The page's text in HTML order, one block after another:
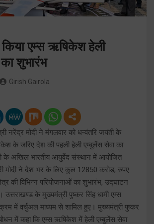
किया एम्स ऋषिकेश हेली
शुभारंभ
Girish Gairola
नरेंद्र मोदी ने मंगलवार को धन्वंतरि जयंती के
के जरिए देश की पहली हेली एम्बुलेंस सेवा का
के अखिल भारतीय आयुर्वेद संस्थान में आयोजित
मोदी ने देश भर के लिए कुल 12850 करोड़, रुपए
की विभिन्न परियोजनाओं का शुभारंभ, उद्घाटन
उत्तराखण्ड के मुख्यमंत्री पुष्कर सिंह धामी एम्स
में वर्चुअल माध्यम से शामिल हुए। मुख्यमंत्री पुष्कर
में कहा कि एम्स ऋषिकेश में हेली एम्बुलेंस सेवा